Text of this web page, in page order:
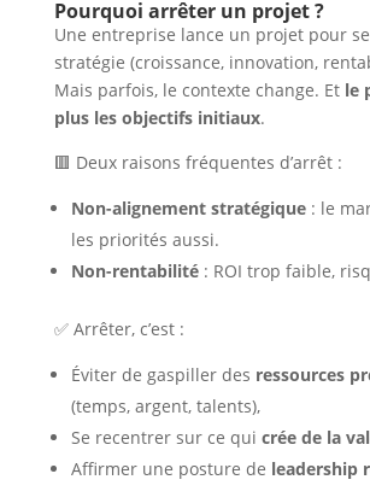
Pourquoi arrêter un projet ?
Une entreprise lance un projet pour
stratégie (croissance, innovation,
Mais parfois, le contexte change. Et le
plus les objectifs initiaux.
🟥 Deux raisons fréquentes d’arrêt :
Non-alignement stratégique: le
les priorités aussi.
Non-rentabilité: ROI trop faible,
✅ Arrêter, c’est :
Éviter de gaspiller des ressources
(temps, argent, talents),
Se recentrer sur ce qui crée de la
Affirmer une posture de leadership